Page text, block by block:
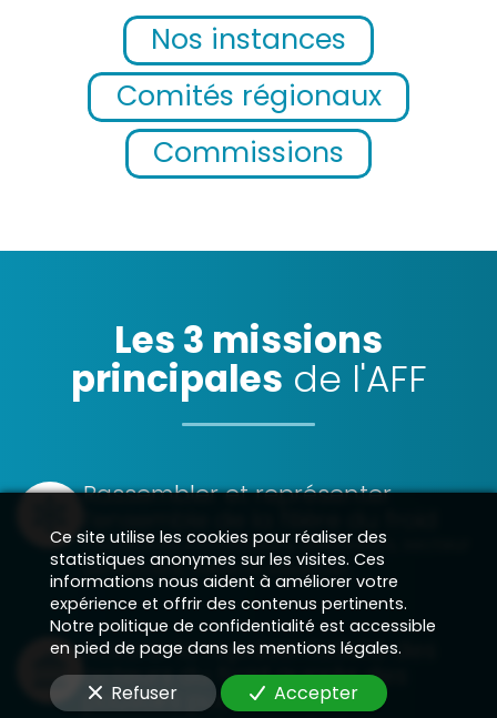
Nos instances
Comités régionaux
Commissions
Les 3 missions
principales de l'AFF
Rassembler et représenter
Fabricants, installateurs, utilisateurs, secteur
alimentaire, médical, industriel…
Assurer la représentativité des
acteurs du froid auprès des
pouvoirs publics
Ce site utilise les cookies pour réaliser des
statistiques anonymes sur les visites. Ces
informations nous aident à améliorer votre
expérience et offrir des contenus pertinents.
Notre politique de confidentialité est accessible
en pied de page dans les mentions légales.
Refuser Accepter